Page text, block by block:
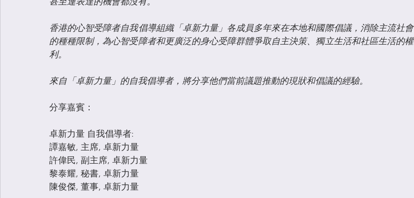
香港的心智受障者自我倡導組織「卓新力量」各成員多年來在本地和國際倡議，消除主流社會
的種種限制，為心智受障者和更廣泛的身心受障群體爭取自主決策、獨立生活和社區生活的權
利。
來自「卓新力量」的自我倡導者，將分享他們當前議題推動的現狀和倡議的經驗。
分享嘉賓：
卓新力量 自我倡導者:
譚嘉敏, 主席, 卓新力量
許偉民, 副主席, 卓新力量
黎泰耀, 秘書, 卓新力量
陳俊傑, 董事, 卓新力量